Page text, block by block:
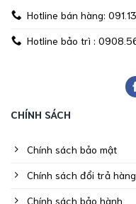
Hotline bán hàng:
Hotline bảo trì :
CHÍNH SÁCH
Chính sách bảo mật
Chính sách đổi trả hàng
Chính sách bảo hành